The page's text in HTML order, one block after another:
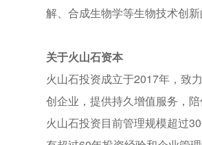
解、合成生物学等生物技术创新
关于火山石资本
火山石投资成立于2017年，致
创企业，提供持久增值服务，陪
火山石投资目前管理规模超过